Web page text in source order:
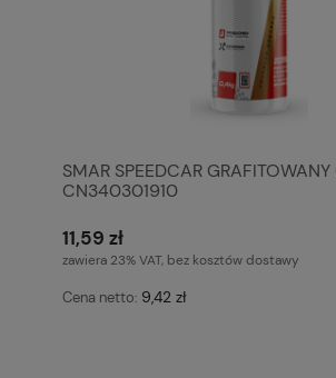
SMAR SPEEDCAR
CN340301910
11,59 zł
zawiera 23% VAT, bez kosztów dostawy
Cena netto: 9,42 zł